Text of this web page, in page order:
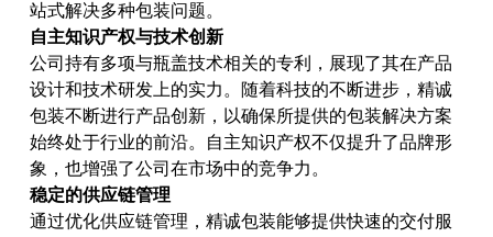
站式解决多种包装问题。
自主知识产权与技术创新
公司持有多项与瓶盖技术相关的专利，展现了其在产品
设计和技术研发上的实力。随着科技的不断进步，精诚
包装不断进行产品创新，以确保所提供的包装解决方案
始终处于行业的前沿。自主知识产权不仅提升了品牌形
象，也增强了公司在市场中的竞争力。
稳定的供应链管理
通过优化供应链管理，精诚包装能够提供快速的交付服